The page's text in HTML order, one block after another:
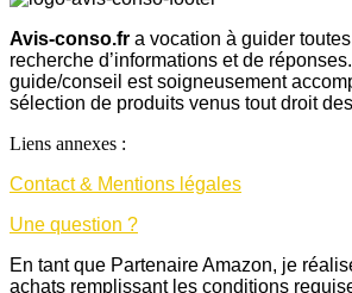
Avis-conso.fr a vocation à guider
recherche d’informations et de
guide/conseil est soigneusement
sélection de produits venus tout droit
Liens annexes :
Contact & Mentions légales
Une question ?
En tant que Partenaire Amazon, je
achats remplissant les conditions